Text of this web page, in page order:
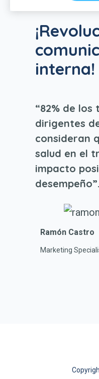
interna!
“82% de
dirigentes
consideran
salud en el
impacto
desempeño”.
Ramón Castro
Marketing